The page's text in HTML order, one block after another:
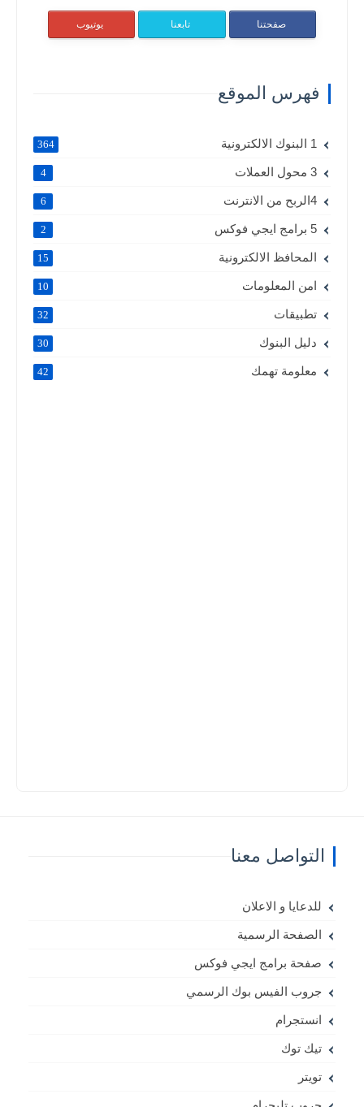
صفحتنا تابعنا يوتيوب
فهرس الموقع
1 البنوك الالكترونية 364
3 محول العملات 4
4الربح من الانترنت 6
5 برامج ايجي فوكس 2
المحافظ الالكترونية 15
امن المعلومات 10
تطبيقات 32
دليل البنوك 30
معلومة تهمك 42
التواصل معنا
للدعايا و الاعلان
الصفحة الرسمية
صفحة برامج ايجي فوكس
جروب الفيس بوك الرسمي
انستجرام
تيك توك
تويتر